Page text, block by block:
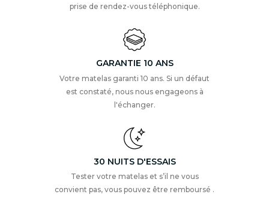
prise de rendez-vous téléphonique.
GARANTIE 10 ANS
Votre matelas garanti 10 ans. Si un défaut
est constaté, nous nous engageons à
l'échanger.
30 NUITS D'ESSAIS
Tester votre matelas et s’il ne vous
convient pas, vous pouvez être remboursé .